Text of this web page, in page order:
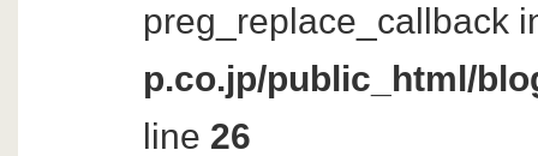
preg_replace_callback
p.co.jp/public_html/
line 26